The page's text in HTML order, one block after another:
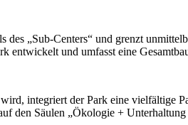
„Sub-Centers“ und grenzt
und umfasst eine
integriert der Park eine
den Säulen „Ökologie +